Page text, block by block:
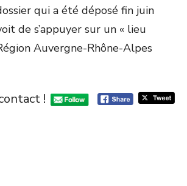
qui a été déposé fin juin
de s’appuyer sur un « lieu
Auvergne-Rhône-Alpes
!